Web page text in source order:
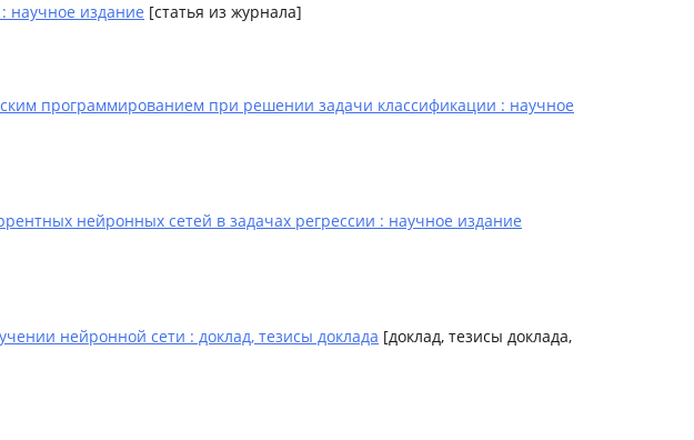
издание [статья из журнала]
программированием при решении задачи классификации : научное
нейронных сетей в задачах регрессии : научное издание
нейронной сети : доклад, тезисы доклада [доклад, тезисы доклада,